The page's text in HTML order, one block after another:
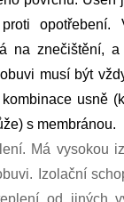
opotřebení.
na znečištění,
musí být
usně
s membránou.
Má vysokou
Izolační